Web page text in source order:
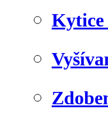
Kytice